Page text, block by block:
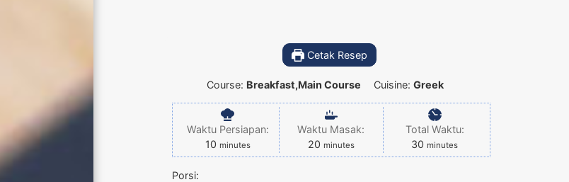
Cetak Resep
Course: Breakfast,Main Course Cuisine: Greek
Waktu Persiapan:
10 minutes
Waktu Masak:
20 minutes
Total Waktu:
30 minutes
Porsi: